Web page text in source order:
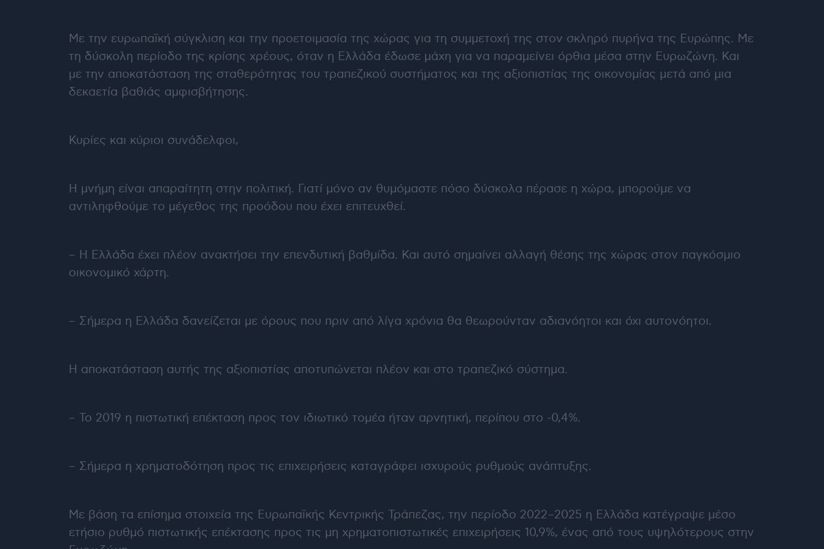
Με την ευρωπαϊκή σύγκλιση και την προετοιμασία της χώρας για τη συμμετοχή της στον σκληρό πυρήνα της Ευρώπης. Με
τη δύσκολη περίοδο της κρίσης χρέους, όταν η Ελλάδα έδωσε μάχη για να παραμείνει όρθια μέσα στην Ευρωζώνη. Και
με την αποκατάσταση της σταθερότητας του τραπεζικού συστήματος και της αξιοπιστίας της οικονομίας μετά από μια
δεκαετία βαθιάς αμφισβήτησης.
Κυρίες και κύριοι συνάδελφοι,
Η μνήμη είναι απαραίτητη στην πολιτική. Γιατί μόνο αν θυμόμαστε πόσο δύσκολα πέρασε η χώρα, μπορούμε να
αντιληφθούμε το μέγεθος της προόδου που έχει επιτευχθεί.
– Η Ελλάδα έχει πλέον ανακτήσει την επενδυτική βαθμίδα. Και αυτό σημαίνει αλλαγή θέσης της χώρας στον παγκόσμιο
οικονομικό χάρτη.
– Σήμερα η Ελλάδα δανείζεται με όρους που πριν από λίγα χρόνια θα θεωρούνταν αδιανόητοι και όχι αυτονόητοι.
Η αποκατάσταση αυτής της αξιοπιστίας αποτυπώνεται πλέον και στο τραπεζικό σύστημα.
– Το 2019 η πιστωτική επέκταση προς τον ιδιωτικό τομέα ήταν αρνητική, περίπου στο -0,4%.
– Σήμερα η χρηματοδότηση προς τις επιχειρήσεις καταγράφει ισχυρούς ρυθμούς ανάπτυξης.
Με βάση τα επίσημα στοιχεία της Ευρωπαϊκής Κεντρικής Τράπεζας, την περίοδο 2022–2025 η Ελλάδα κατέγραψε μέσο
ετήσιο ρυθμό πιστωτικής επέκτασης προς τις μη χρηματοπιστωτικές επιχειρήσεις 10,9%, ένας από τους υψηλότερους στην